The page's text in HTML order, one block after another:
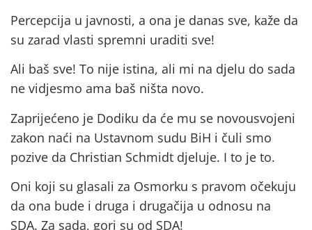
Percepcija u javnosti, a ona je danas sve, kaže da
su zarad vlasti spremni uraditi sve!
Ali baš sve! To nije istina, ali mi na djelu do sada
ne vidjesmo ama baš ništa novo.
Zaprijećeno je Dodiku da će mu se novousvojeni
zakon naći na Ustavnom sudu BiH i čuli smo
pozive da Christian Schmidt djeluje. I to je to.
Oni koji su glasali za Osmorku s pravom očekuju
da ona bude i druga i drugačija u odnosu na
SDA. Za sada, gori su od SDA!